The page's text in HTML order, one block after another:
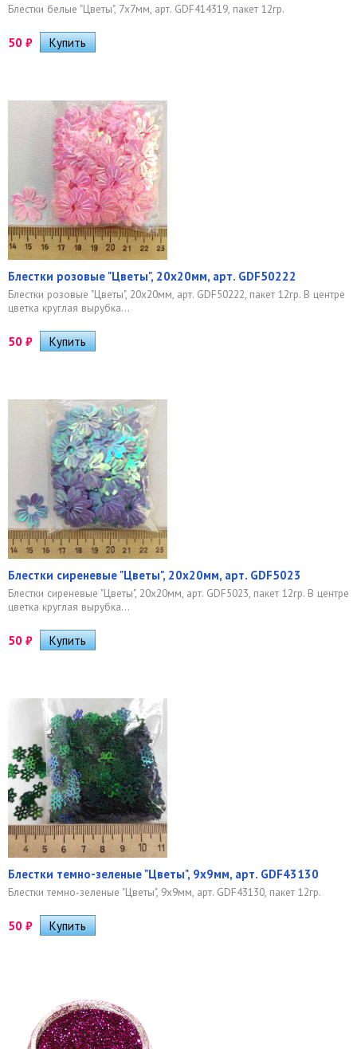
Блестки белые "Цветы", 7х7мм, арт. GDF414319, пакет 12гр.
50 ₽
Блестки розовые "Цветы", 20х20мм, арт. GDF50222
Блестки розовые "Цветы", 20х20мм, арт. GDF50222, пакет 12гр. В центре
цветка круглая вырубка...
50 ₽
Блестки сиреневые "Цветы", 20х20мм, арт. GDF5023
Блестки сиреневые "Цветы", 20х20мм, арт. GDF5023, пакет 12гр. В центре
цветка круглая вырубка...
50 ₽
Блестки темно-зеленые "Цветы", 9х9мм, арт. GDF43130
Блестки темно-зеленые "Цветы", 9х9мм, арт. GDF43130, пакет 12гр.
50 ₽